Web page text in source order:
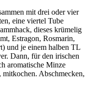
mit drei oder vier
eine viertel Tube
dieses krümelig
Estragon, Rosmarin,
und je einem halben TL
Dann, für den irischen
aromatische Minze
Abschmecken,